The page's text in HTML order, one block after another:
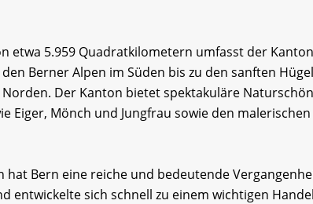
etwa 5.959 Quadratkilometern umfasst der
Berner Alpen im Süden bis zu den sanften
Der Kanton bietet spektakuläre
Eiger, Mönch und Jungfrau sowie den
hat Bern eine reiche und bedeutende
entwickelte sich schnell zu einem wichtigen